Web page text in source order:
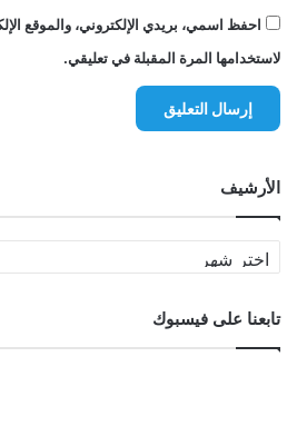
احفظ اسمي، بريدي الإلكتروني، والموقع
لاستخدامها المرة المقبلة في تعليقي.
الأرشيف
الأرشيف
تابعنا على فيسبوك